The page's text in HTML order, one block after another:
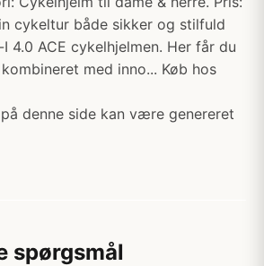
cykeltur både sikker og stilfuld
4.0 ACE cykelhjelmen. Her får du
med inno... Køb hos
denne side kan være genereret
spørgsmål